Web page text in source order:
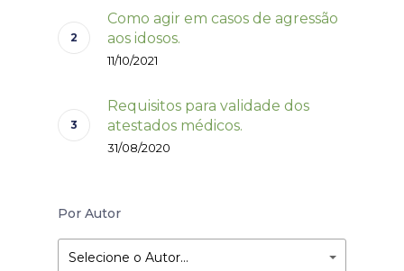
Como agir em casos de agressão
aos idosos.
11/10/2021
Requisitos para validade dos
atestados médicos.
31/08/2020
Por Autor
Selecione o Autor…